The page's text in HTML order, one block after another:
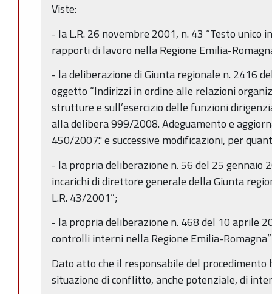
Viste:
- la L.R. 26 novembre 2001, n. 43 “Testo unico
rapporti di lavoro nella Regione Emilia-
- la deliberazione di Giunta regionale n. 2416
oggetto “Indirizzi in ordine alle relazioni
strutture e sull’esercizio delle funzioni
alla delibera 999/2008. Adeguamento e
450/2007." e successive modificazioni, per
- la propria deliberazione n. 56 del 25 gennaio
incarichi di direttore generale della Giunta
L.R. 43/2001”;
- la propria deliberazione n. 468 del 10 aprile
controlli interni nella Regione Emilia-
Dato atto che il responsabile del
situazione di conflitto, anche potenziale, di